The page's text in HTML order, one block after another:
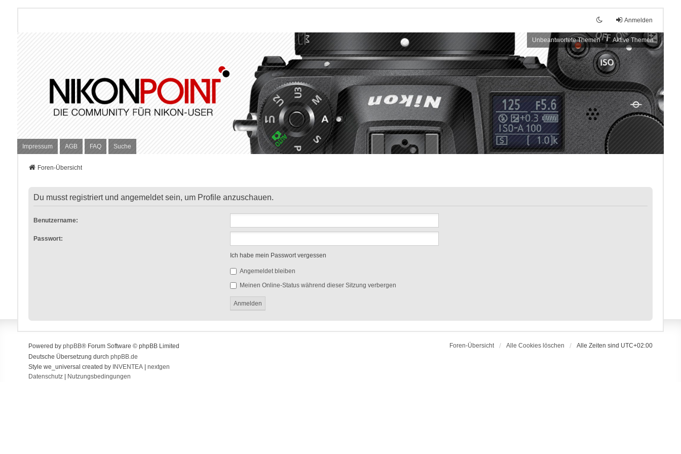
Anmelden
Unbeantwortete Themen Aktive Themen
Impressum AGB FAQ Suche
Foren-Übersicht
Du musst registriert und angemeldet sein, um Profile anzuschauen.
Benutzername:
Passwort:
Ich habe mein Passwort vergessen
Angemeldet bleiben
Meinen Online-Status während dieser Sitzung verbergen
Foren-Übersicht Alle Cookies löschen Alle Zeiten sind UTC+02:00
Powered by phpBB® Forum Software © phpBB Limited
Deutsche Übersetzung durch phpBB.de
Style we_universal created by INVENTEA| nextgen
Datenschutz| Nutzungsbedingungen